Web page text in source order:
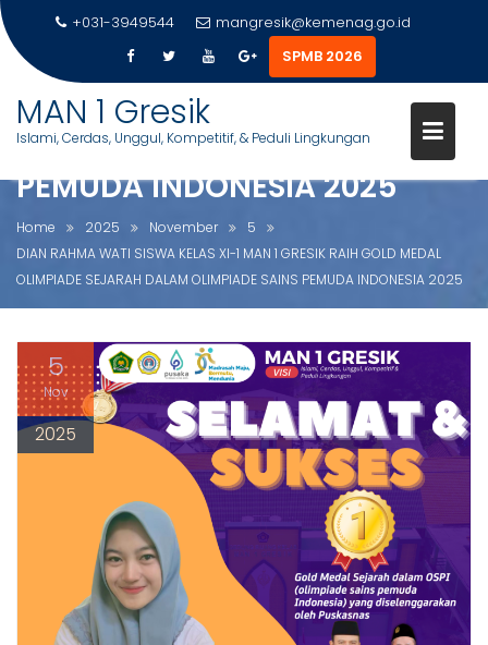
n
+031-3949544
mangresik@kemenag.go.id
SPMB 2026
MAN 1 Gresik
Islami, Cerdas, Unggul, Kompetitif, & Peduli Lingkungan
DIAN RAHMA WATI SISWA
XI-1 MAN 1 GRESIK RAIH GOLD
MEDAL OLIMPIADE SEJARAH
DALAM OLIMPIADE SAINS
PEMUDA INDONESIA 2025
Home 2025 November
5
DIAN RAHMA WATI SISWA KELAS XI-1 MAN 1 GRESIK RAIH GOLD MEDAL
OLIMPIADE SEJARAH DALAM OLIMPIADE SAINS PEMUDA INDONESIA 2025
5
Nov
2025